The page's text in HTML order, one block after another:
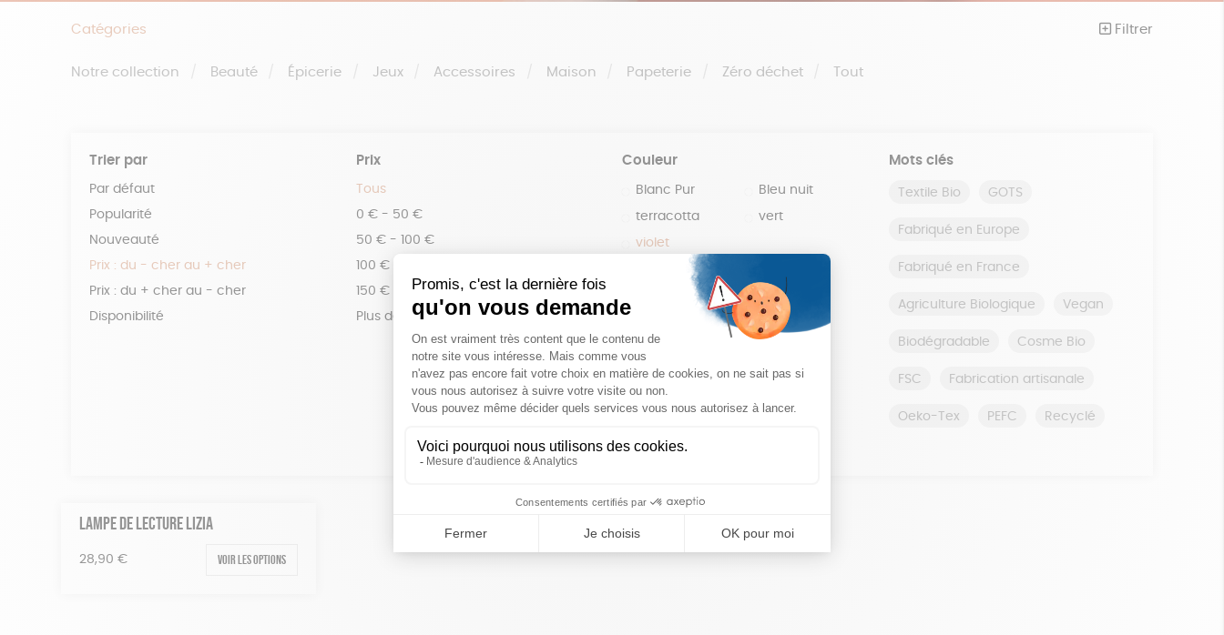
Catégories Filtrer
Notre collection Beauté Épicerie Jeux Accessoires Maison Papeterie Zéro déchet Tout
Trier par
Par défaut
Popularité
Nouveauté
Prix : du - cher au + cher
Prix : du + cher au - cher
Disponibilité
Prix
Tous
0 € - 50 €
50 € - 100 €
100 € - 150 €
150 € - 200 €
Plus de 200€
Couleur
Blanc Pur Bleu nuit
terracotta vert
violet
Mots clés
Textile Bio GOTS
Fabriqué en Europe
Fabriqué en France
Agriculture Biologique Vegan
Biodégradable Cosme Bio
FSC Fabrication artisanale
Oeko-Tex PEFC Recyclé
réinitialiser les filtres
LAMPE DE LECTURE LIZIA
28,90 € Voir les options